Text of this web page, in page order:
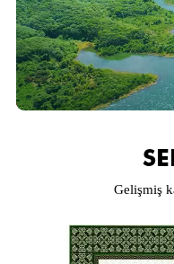
Gelişmiş